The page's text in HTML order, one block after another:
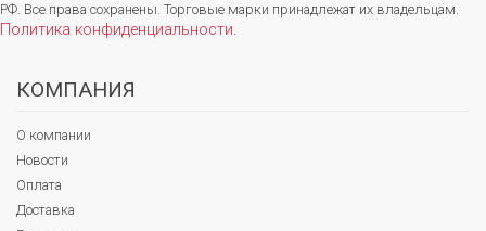
РФ. Все права сохранены. Торговые марки принадлежат их владельцам.
Политика конфиденциальности.
КОМПАНИЯ
О компании
Новости
Оплата
Доставка